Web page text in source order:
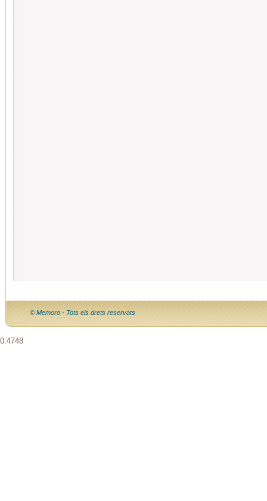
© Memoro - Tots els drets reservats
0.4748